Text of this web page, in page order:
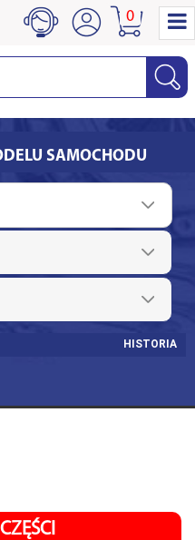
0
SAMOCHODU
HISTORIA